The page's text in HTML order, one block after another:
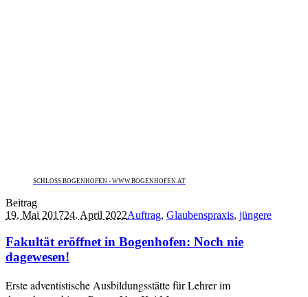
SCHLOSS BOGENHOFEN - WWW.BOGENHOFEN.AT
Beitrag
19. Mai 201724. April 2022Auftrag, Glaubenspraxis, jüngere
Fakultät eröffnet in Bogenhofen: Noch nie
dagewesen!
Erste adventistische Ausbildungsstätte für Lehrer im